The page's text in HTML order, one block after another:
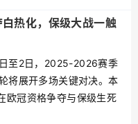
甲首轮主场就以1-2败给
热化，保级大战一触
至2日，2025-2026赛季
将展开多场关键对决。本
欧冠资格争夺与保级生死